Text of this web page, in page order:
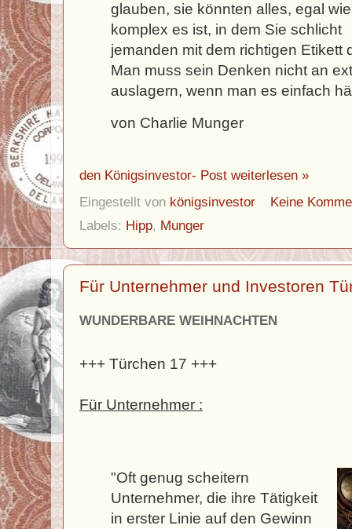
glauben, sie könnten alles, egal wie
komplex es ist, in dem Sie schlicht
jemanden mit dem richtigen Etikett
Man muss sein Denken nicht an
auslagern, wenn man es einfach
von Charlie Munger
den Königsinvestor- Post weiterlesen »
Eingestellt von königsinvestor
Keine
Labels: Hipp, Munger
Für Unternehmer und Investoren
WUNDERBARE WEIHNACHTEN
+++ Türchen 17 +++
Für Unternehmer :
"Oft genug scheitern
Unternehmer, die ihre Tätigkeit
in erster Linie auf den Gewinn